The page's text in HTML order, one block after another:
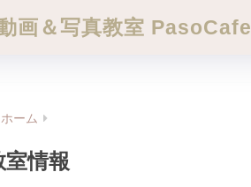
画＆写真教室 PasoCafe
ホーム
室情報